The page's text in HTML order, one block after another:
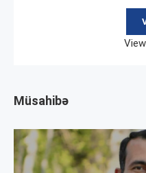
Müsahibə